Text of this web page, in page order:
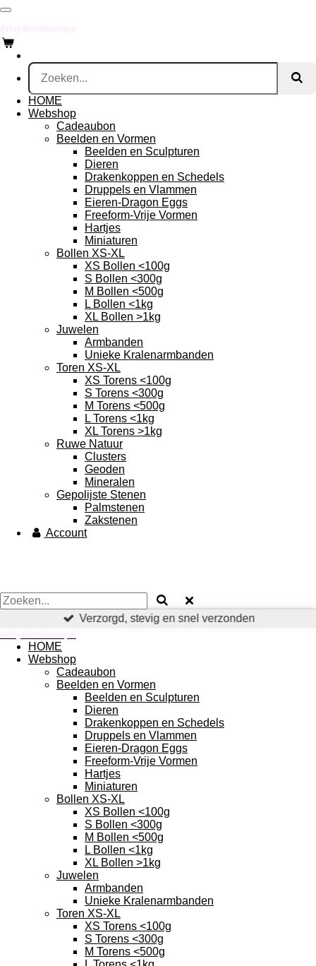
Ga
direct
naar
de
hoofdinhoud
Artsydecoboutique
HOME
Webshop
Cadeaubon
Beelden en Vormen
Beelden en Sculpturen
Dieren
Drakenkoppen en Schedels
Druppels en Vlammen
Eieren-Dragon Eggs
Freeform-Vrije Vormen
Hartjes
Miniaturen
Bollen XS-XL
XS Bollen <100g
S Bollen <300g
M Bollen <500g
L Bollen <1kg
XL Bollen >1kg
Juwelen
Armbanden
Unieke Kralenarmbanden
Toren XS-XL
XS Torens <100g
S Torens <300g
M Torens <500g
L Torens <1kg
XL Torens >1kg
Ruwe Natuur
Clusters
Geoden
Mineralen
Gepolijste Stenen
Palmstenen
Zakstenen
Account
Verzorgd, stevig en snel verzonden
Artsydecoboutique
HOME
Webshop
Cadeaubon
Beelden en Vormen
Beelden en Sculpturen
Dieren
Drakenkoppen en Schedels
Druppels en Vlammen
Eieren-Dragon Eggs
Freeform-Vrije Vormen
Hartjes
Miniaturen
Bollen XS-XL
XS Bollen <100g
S Bollen <300g
M Bollen <500g
L Bollen <1kg
XL Bollen >1kg
Juwelen
Armbanden
Unieke Kralenarmbanden
Toren XS-XL
XS Torens <100g
S Torens <300g
M Torens <500g